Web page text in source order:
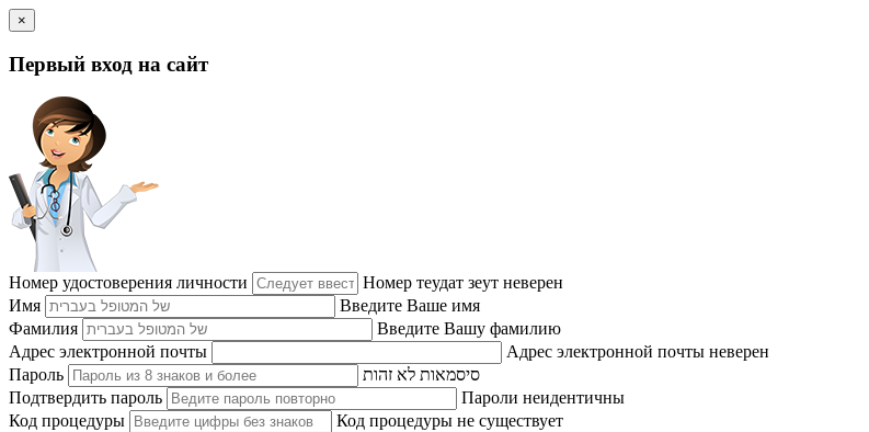
×
Первый вход на сайт
Номер удостоверения личности
Номер теудат зеут неверен
Имя
Введите Ваше имя
Фамилия
Введите Вашу фамилию
Адрес электронной почты
Адрес электронной почты неверен
Пароль
סיסמאות לא זהות
Подтвердить пароль
Пароли неидентичны
Код процедуры
Код процедуры не существует